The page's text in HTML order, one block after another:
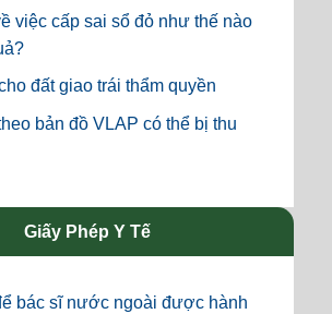
việc cấp sai sổ đỏ như thế nào
đất giao trái thẩm quyền
bản đồ VLAP có thể bị thu
Giấy Phép Y Tế
bác sĩ nước ngoài được hành